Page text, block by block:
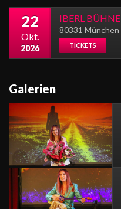
22
Okt.
2026
IBERL BÜHNE
80331 München
TICKETS
Galerien